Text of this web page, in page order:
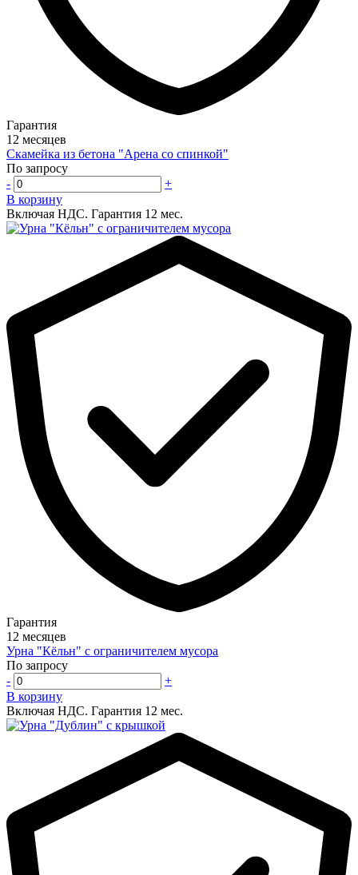
Гарантия
12 месяцев
Скамейка из бетона "Арена со спинкой"
По запросу
-
+
В корзину
Включая НДС. Гарантия 12 мес.
Гарантия
12 месяцев
Урна "Кёльн" с ограничителем мусора
По запросу
-
+
В корзину
Включая НДС. Гарантия 12 мес.